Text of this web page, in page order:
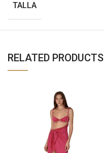
TALLA
RELATED PRODUCTS